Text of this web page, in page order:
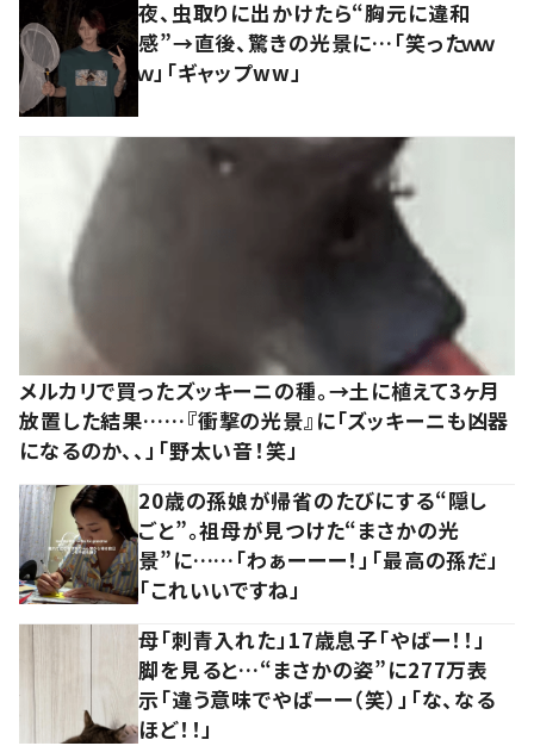
夜、虫取りに出かけたら“胸元に違和
感”→直後、驚きの光景に…「笑ったｗｗ
ｗ」「ギャップww」
メルカリで買ったズッキーニの種。→土に植えて3ヶ月
放置した結果……『衝撃の光景』に「ズッキーニも凶器
になるのか、、」「野太い音！笑」
20歳の孫娘が帰省のたびにする“隠し
ごと”。祖母が見つけた“まさかの光
景”に……「わぁーーー！」「最高の孫だ」
「これいいですね」
母「刺青入れた」17歳息子「やばー！！」
脚を見ると…“まさかの姿”に277万表
示「違う意味でやばーー（笑）」「な、なる
ほど！！」